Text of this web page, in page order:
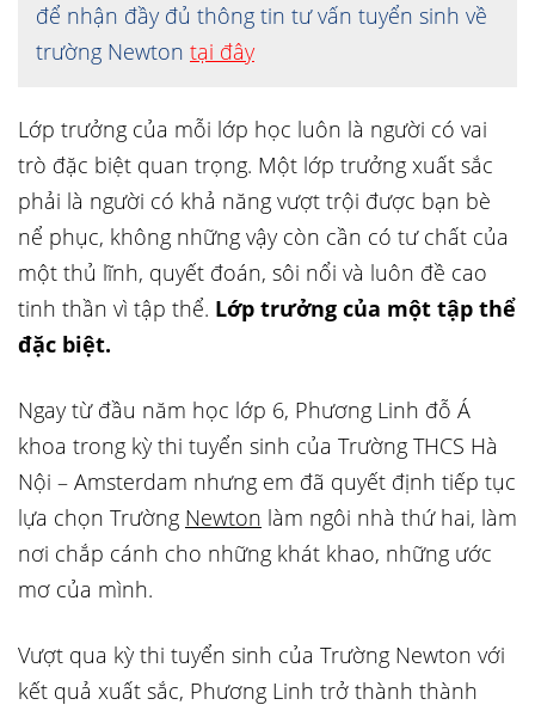
để nhận đầy đủ thông tin tư vấn tuyển sinh về
trường Newton tại đây
Lớp trưởng của mỗi lớp học luôn là người có vai
trò đặc biệt quan trọng. Một lớp trưởng xuất sắc
phải là người có khả năng vượt trội được bạn bè
nể phục, không những vậy còn cần có tư chất của
một thủ lĩnh, quyết đoán, sôi nổi và luôn đề cao
tinh thần vì tập thể. Lớp trưởng của một tập thể
đặc biệt.
Ngay từ đầu năm học lớp 6, Phương Linh đỗ Á
khoa trong kỳ thi tuyển sinh của Trường THCS Hà
Nội – Amsterdam nhưng em đã quyết định tiếp tục
lựa chọn Trường Newton làm ngôi nhà thứ hai, làm
nơi chắp cánh cho những khát khao, những ước
mơ của mình.
Vượt qua kỳ thi tuyển sinh của Trường Newton với
kết quả xuất sắc, Phương Linh trở thành thành